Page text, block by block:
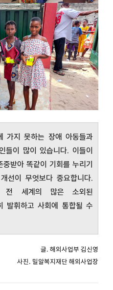
가지 못하는 장애 아동들과
들이 많이 있습니다. 이들이
받아 똑같이 기회를 누리기
선이 무엇보다 중요합니다.
전 세계의 많은 소외된
발휘하고 사회에 통합될 수
글. 해외사업부 김신영
사진. 밀알복지재단 해외사업장